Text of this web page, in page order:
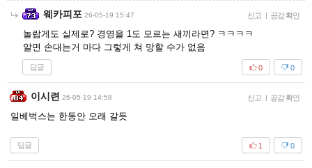
웨카피포 26-05-19 15:47 신고 | 공감 확인
놀랍게도 실제로? 경영을 1도 모르는 새끼라면? ㅋㅋㅋㅋ
알면 손대는거 마다 그렇게 쳐 망할 수가 없음
답글 0
0
이시련 26-05-19 14:58 신고 | 공감 확인
일베벅스는 한동안 오래 갈듯
답글 0
1